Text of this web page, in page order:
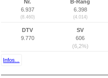
Nr.
6.937
(8.460)
B-Rang
6.398
(4.014)
DTV
9.770
SV
606
(6,2%)
Infos...